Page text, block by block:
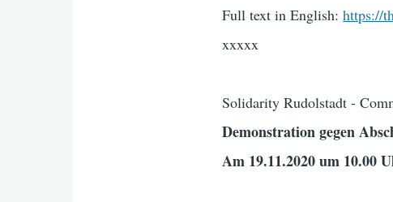
Full text in English:https://
xxxxx
Solidarity Rudolstadt -
Demonstration gegen
Am 19.11.2020 um 10.00